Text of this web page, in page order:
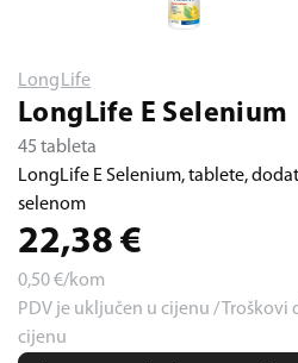
LongLife
LongLife E Selenium
45 tableta
LongLife E Selenium, tablete,
selenom
22,38 €
0,50€/kom
PDV je uključen u cijenu /
cijenu